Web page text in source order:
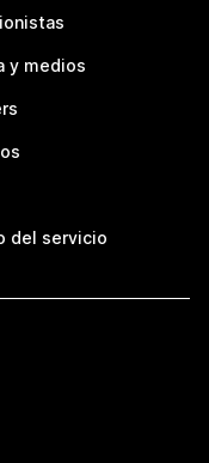
y medios
del servicio